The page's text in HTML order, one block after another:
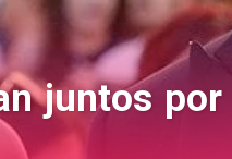
juntos